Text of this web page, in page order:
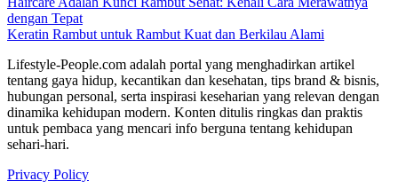
dengan Tepat
Keratin Rambut untuk Rambut Kuat dan Berkilau Alami
Lifestyle-People.com adalah portal yang menghadirkan artikel
tentang gaya hidup, kecantikan dan kesehatan, tips brand & bisnis,
hubungan personal, serta inspirasi keseharian yang relevan dengan
dinamika kehidupan modern. Konten ditulis ringkas dan praktis
untuk pembaca yang mencari info berguna tentang kehidupan
sehari-hari.
Privacy Policy